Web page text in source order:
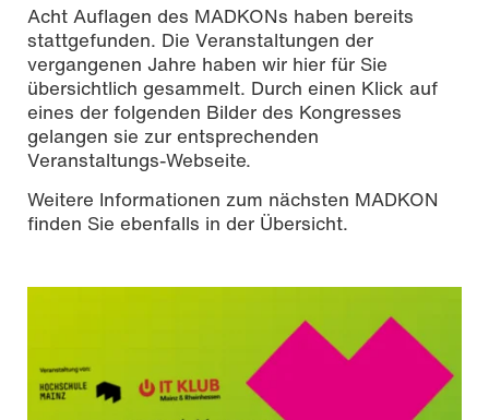
Acht Auflagen des MADKONs haben bereits
stattgefunden. Die Veranstaltungen der
vergangenen Jahre haben wir hier für Sie
übersichtlich gesammelt. Durch einen Klick auf
eines der folgenden Bilder des Kongresses
gelangen sie zur entsprechenden
Veranstaltungs-Webseite.
Weitere Informationen zum nächsten MADKON
finden Sie ebenfalls in der Übersicht.